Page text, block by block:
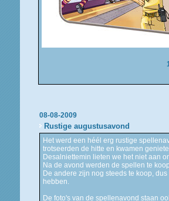
08-08-2009
Rustige augustusavond
Het werd een héél erg rustige
trotseerden de hitte en kwamen
Desalniettemin lieten we het niet aan
Na de avond werden de spellen te
De andere zijn nog steeds te koop,
hebben.
De foto's van de spellenavond staan